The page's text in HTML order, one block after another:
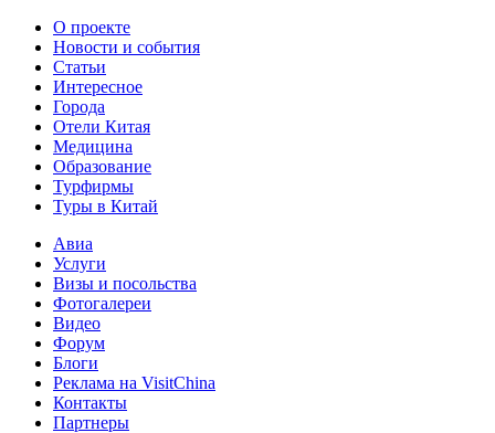
О проекте
Новости и события
Статьи
Интересное
Города
Отели Китая
Медицина
Образование
Турфирмы
Туры в Китай
Авиа
Услуги
Визы и посольства
Фотогалереи
Видео
Форум
Блоги
Реклама на VisitChina
Контакты
Партнеры